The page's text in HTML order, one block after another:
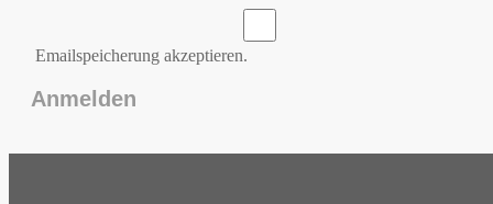
Emailspeicherung akzeptieren.